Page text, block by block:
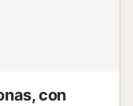
con